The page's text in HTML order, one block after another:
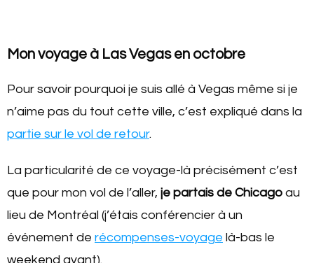
Mon voyage à Las Vegas en octobre
Pour savoir pourquoi je suis allé à Vegas même si je
n’aime pas du tout cette ville, c’est expliqué dans la
partie sur le vol de retour.
La particularité de ce voyage-là précisément c’est
que pour mon vol de l’aller, je partais de Chicago au
lieu de Montréal (j’étais conférencier à un
événement de récompenses-voyage là-bas le
weekend avant).